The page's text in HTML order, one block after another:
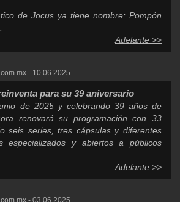
de Jocus ya tiene nombre: Pompón
Adelante >>
- 10.06.2025
para su 39 aniversario
de 2025 y celebrando 39 años de
renovará su programación con 33
seis series, tres cápsulas y diferentes
especializados y abiertos a públicos
Adelante >>
- 03.06.2025